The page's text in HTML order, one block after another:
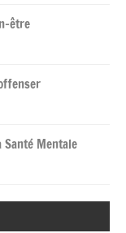
être
Santé Mentale